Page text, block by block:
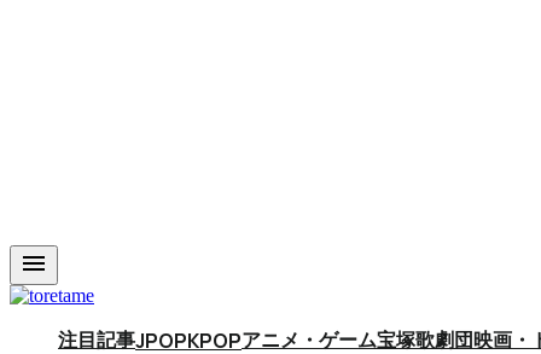
menu
注目記事JPOPKPOPアニメ・ゲーム宝塚歌劇団映画・